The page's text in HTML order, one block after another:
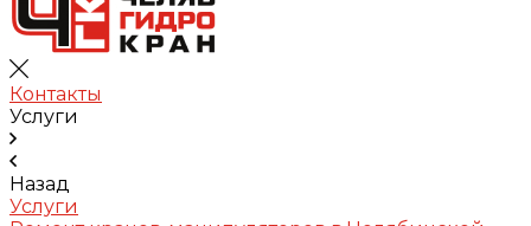
Контакты
Услуги
Назад
Услуги